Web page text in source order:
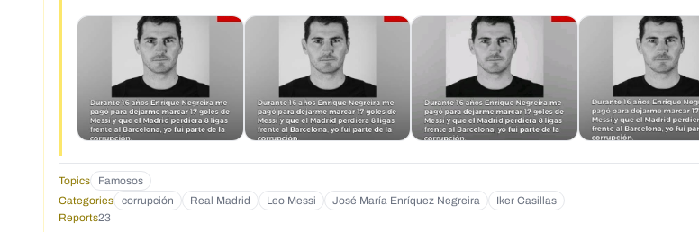
Topics Famosos
Categories
corrupción Real Madrid Leo Messi José María Enríquez Negreira
Iker Casillas
Reports23